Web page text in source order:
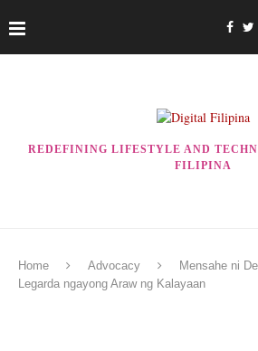
REDEFINING LIFESTYLE AND
FILIPINA
Home Advocacy
Mensahe ni
Legarda ngayong Araw ng Kalayaan